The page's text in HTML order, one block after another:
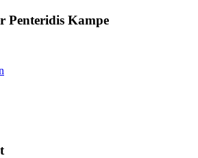
Penteridis Kampe